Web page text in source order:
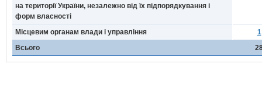
на території України, незалежно від їх підпорядкування і
форм власності
Місцевим органам влади і управління
1
Всього